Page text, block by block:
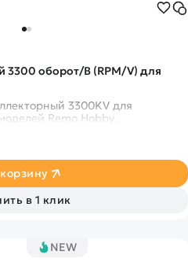
3300 оборот/В (RPM/V) для
3300KV для
Remo Hobby.
в 1 клик
NEW